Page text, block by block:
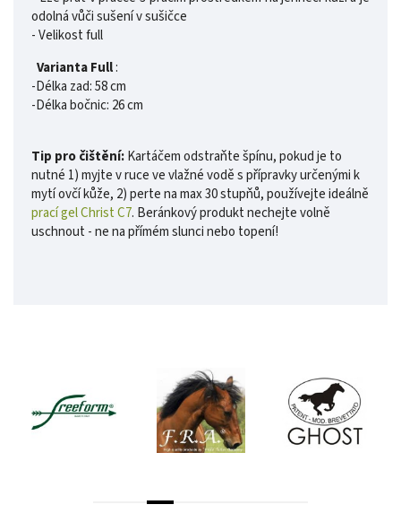
odolná vůči sušení v sušičce
- Velikost full
Varianta Full:
-Délka zad: 58 cm
-Délka bočnic: 26 cm
Tip pro čištění:Kartáčem odstraňte špínu, pokud je to
nutné 1) myjte v ruce ve vlažné vodě s přípravky určenými k
mytí ovčí kůže, 2) perte na max 30 stupňů, používejte ideálně
prací gel Christ C7. Beránkový produkt nechejte volně
uschnout - ne na přímém slunci nebo topení!